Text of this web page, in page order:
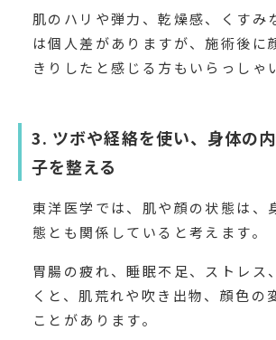
肌のハリや弾力、乾燥感、くすみ
は個人差がありますが、施術後に
きりしたと感じる方もいらっしゃ
3. ツボや経絡を使い、身体の
子を整える
東洋医学では、肌や顔の状態は、
態とも関係していると考えます。
胃腸の疲れ、睡眠不足、ストレス
くと、肌荒れや吹き出物、顔色の
ことがあります。